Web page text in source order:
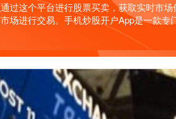
过这个平台进行股票买卖，获取实时市场
场进行交易。手机炒股开户App是一款专